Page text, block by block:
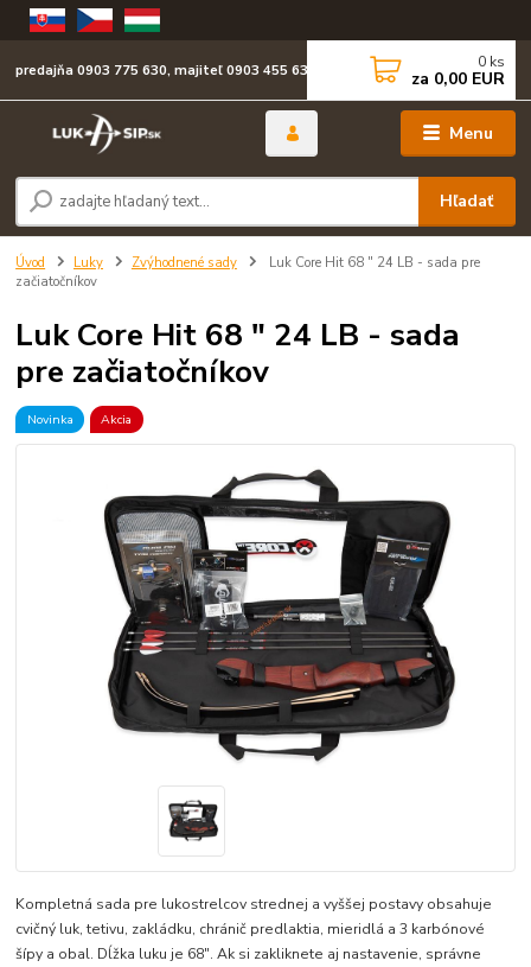
Menu
Hľadať
predajňa 0903 775 630, majiteľ 0903 455 630 0 ks
za 0,00 EUR
Úvod Luky Zvýhodnené sady
Luk Core Hit 68 " 24 LB - sada pre
začiatočníkov
Luk Core Hit 68 " 24 LB - sada
pre začiatočníkov
Novinka Akcia
Kompletná sada pre lukostrelcov strednej a vyššej postavy obsahuje
cvičný luk, tetivu, zakládku, chránič predlaktia, mieridlá a 3 karbónové
šípy a obal. Dĺžka luku je 68". Ak si zakliknete aj nastavenie, správne